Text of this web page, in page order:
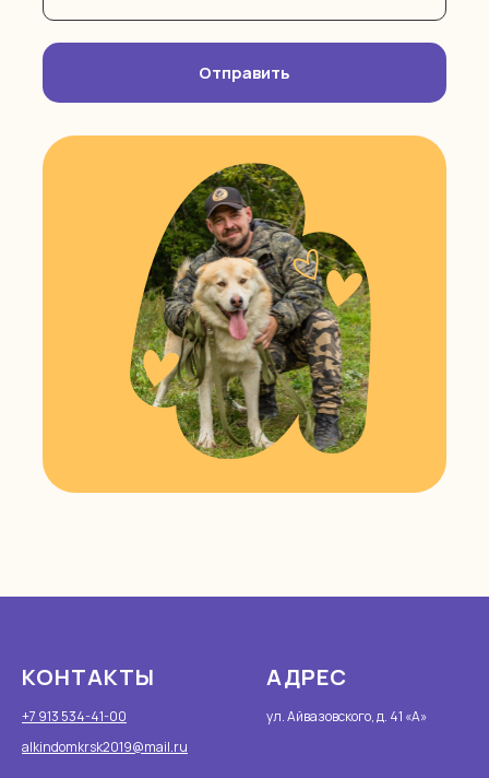
Отправить
КОНТАКТЫ
+7 913 534-41-00
alkindomkrsk2019@mail.ru
АДРЕС
ул. Айвазовского, д. 41 «А»